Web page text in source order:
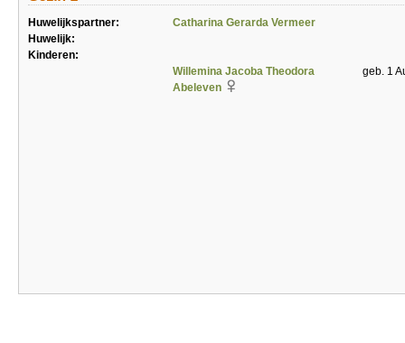
Huwelijkspartner:
Catharina Gerarda Vermeer
Huwelijk:
Kinderen:
Willemina Jacoba Theodora
Abeleven
geb. 1